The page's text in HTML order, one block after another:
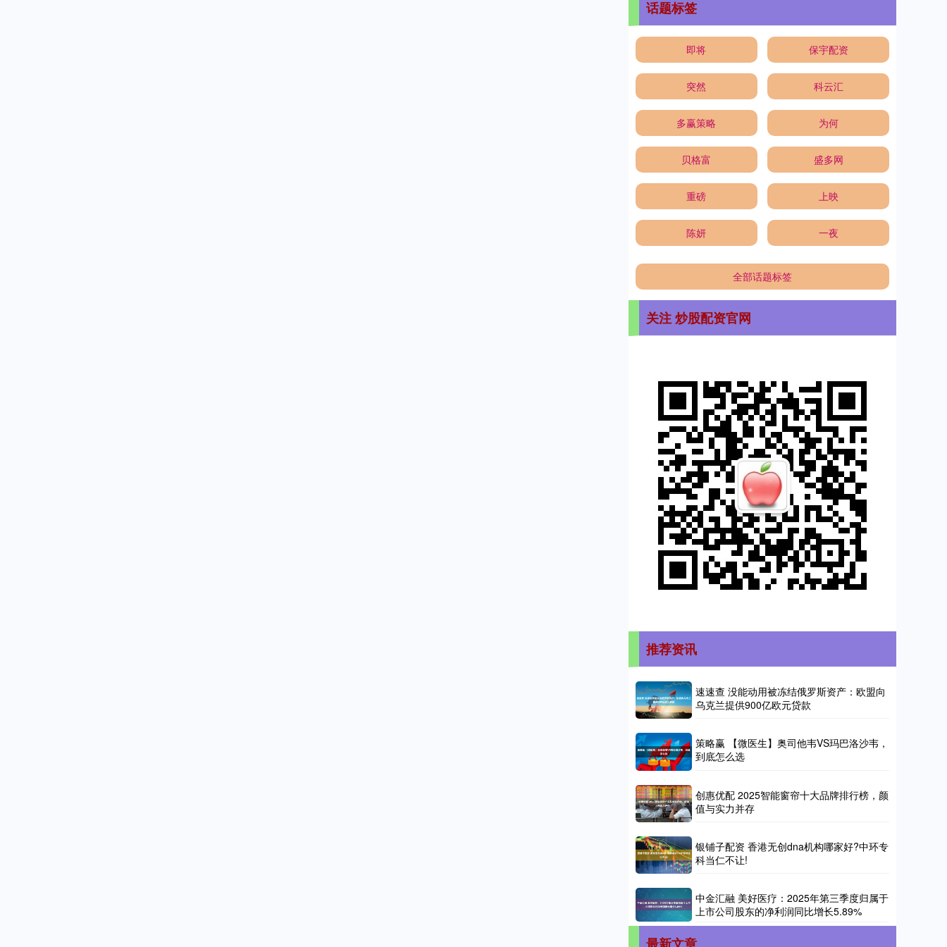
话题标签
即将 保宇配资
突然 科云汇
多赢策略 为何
贝格富 盛多网
重磅 上映
陈妍 一夜
全部话题标签
关注 炒股配资官网
推荐资讯
速速查 没能动用被冻结俄罗斯资产：欧盟向
乌克兰提供900亿欧元贷款
策略赢 【微医生】奥司他韦VS玛巴洛沙韦，
到底怎么选
创惠优配 2025智能窗帘十大品牌排行榜，颜
值与实力并存
银铺子配资 香港无创dna机构哪家好?中环专
科当仁不让!
中金汇融 美好医疗：2025年第三季度归属于
上市公司股东的净利润同比增长5.89%